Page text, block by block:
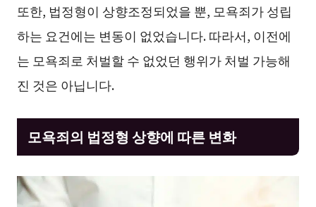
또한, 법정형이 상향조정되었을 뿐, 모욕죄가 성립
하는 요건에는 변동이 없었습니다. 따라서, 이전에
는 모욕죄로 처벌할 수 없었던 행위가 처벌 가능해
진 것은 아닙니다.
모욕죄의 법정형 상향에 따른 변화